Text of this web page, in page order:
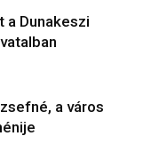
a Dunakeszi
a város